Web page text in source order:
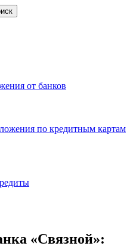
от банков
по кредитным картам
«Связной»: